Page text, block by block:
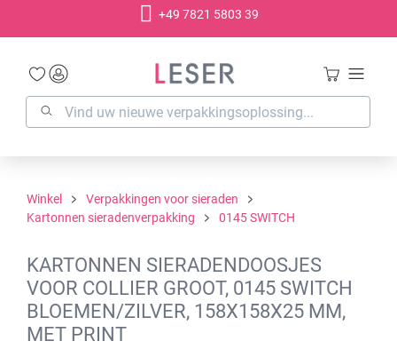
+49 7821 5803 39
Winkel
Verpakkingen voor sieraden
Kartonnen sieradenverpakking
0145 SWITCH
KARTONNEN SIERADENDOOSJES
VOOR COLLIER GROOT, 0145 SWITCH
BLOEMEN/ZILVER, 158X158X25 MM,
MET PRINT